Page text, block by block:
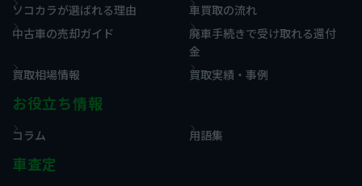
ソコカラが選ばれる理由
車買取の流れ
中古車の売却ガイド
廃車手続きで受け取れる還付
金
買取相場情報
買取実績・事例
お役立ち情報
コラム 用語集
車査定